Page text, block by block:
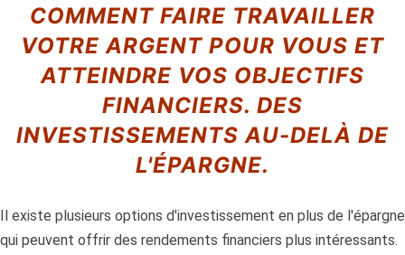
COMMENT FAIRE TRAVAILLER
VOTRE ARGENT POUR VOUS ET
ATTEINDRE VOS OBJECTIFS
FINANCIERS. DES
INVESTISSEMENTS AU-DELÀ DE
L'ÉPARGNE.
Il existe plusieurs options d'investissement en plus de l'épargne
qui peuvent offrir des rendements financiers plus intéressants.